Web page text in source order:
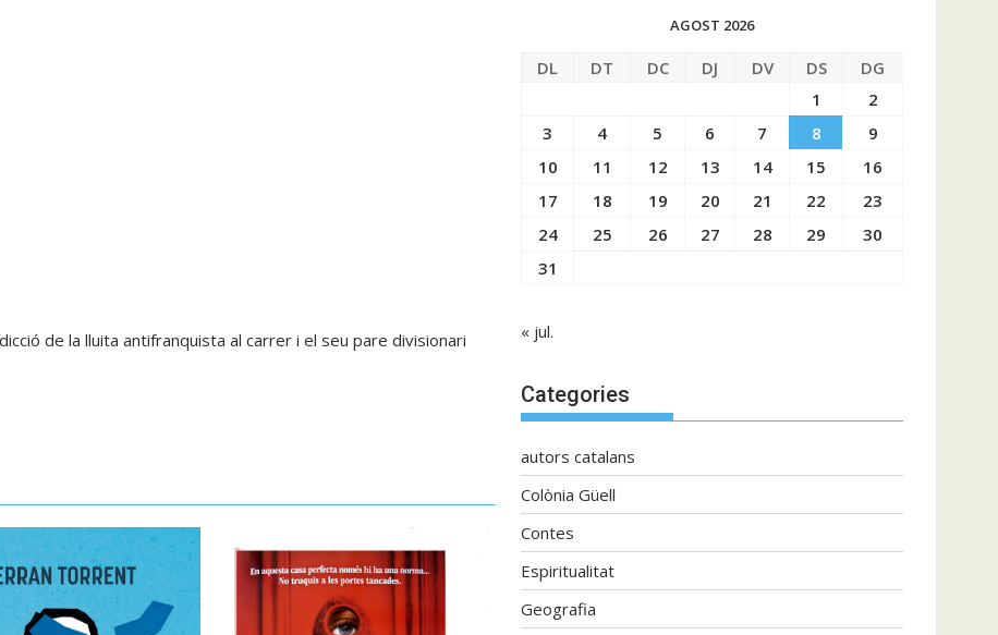
de la lluita antifranquista al carrer i el seu pare divisionari
AGOST 2026
DL DT DC DJ DV DS
DG
1
2
3
4 5 6 7 8
9
10
11 12 13 14 15
16
17
18 19 20 21 22
23
24
25 26 27 28 29
30
31
« jul.
Categories
autors catalans
Colònia Güell
Contes
Espiritualitat
Geografia